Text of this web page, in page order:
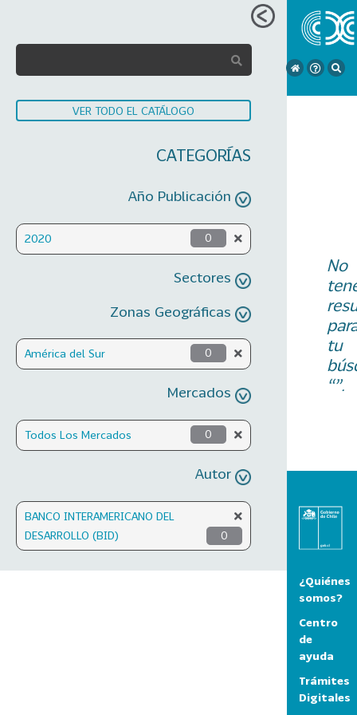
VER TODO EL CATÁLOGO
CATEGORÍAS
Año Publicación
2020 0
Sectores
Zonas Geográficas
América del Sur 0
Mercados
Todos Los Mercados 0
Autor
BANCO INTERAMERICANO DEL
DESARROLLO (BID)
0
No
tu
“”.
¿Quiénes
somos?
Centro
de
ayuda
Trámites
Digitales